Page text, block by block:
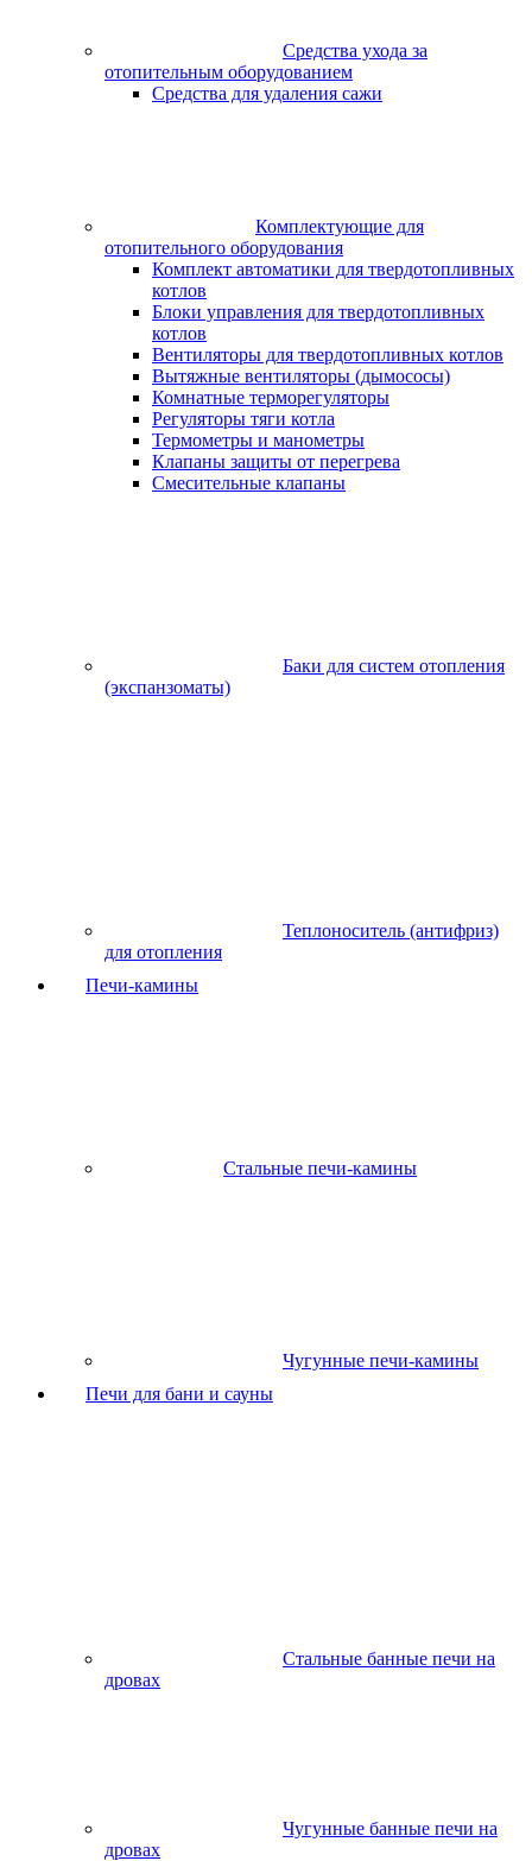
Средства ухода за
отопительным оборудованием
Средства для удаления сажи
Комплектующие для
отопительного оборудования
Комплект автоматики для твердотопливных
котлов
Блоки управления для твердотопливных
котлов
Вентиляторы для твердотопливных котлов
Вытяжные вентиляторы (дымососы)
Комнатные терморегуляторы
Регуляторы тяги котла
Термометры и манометры
Клапаны защиты от перегрева
Смесительные клапаны
Баки для систем отопления
(экспанзоматы)
Теплоноситель (антифриз)
для отопления
Печи-камины
Стальные печи-камины
Чугунные печи-камины
Печи для бани и сауны
Стальные банные печи на
дровах
Чугунные банные печи на
дровах